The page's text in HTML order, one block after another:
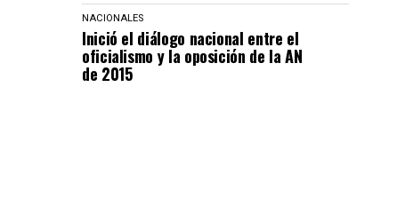
NACIONALES
Inició el diálogo nacional entre el
oficialismo y la oposición de la AN
de 2015